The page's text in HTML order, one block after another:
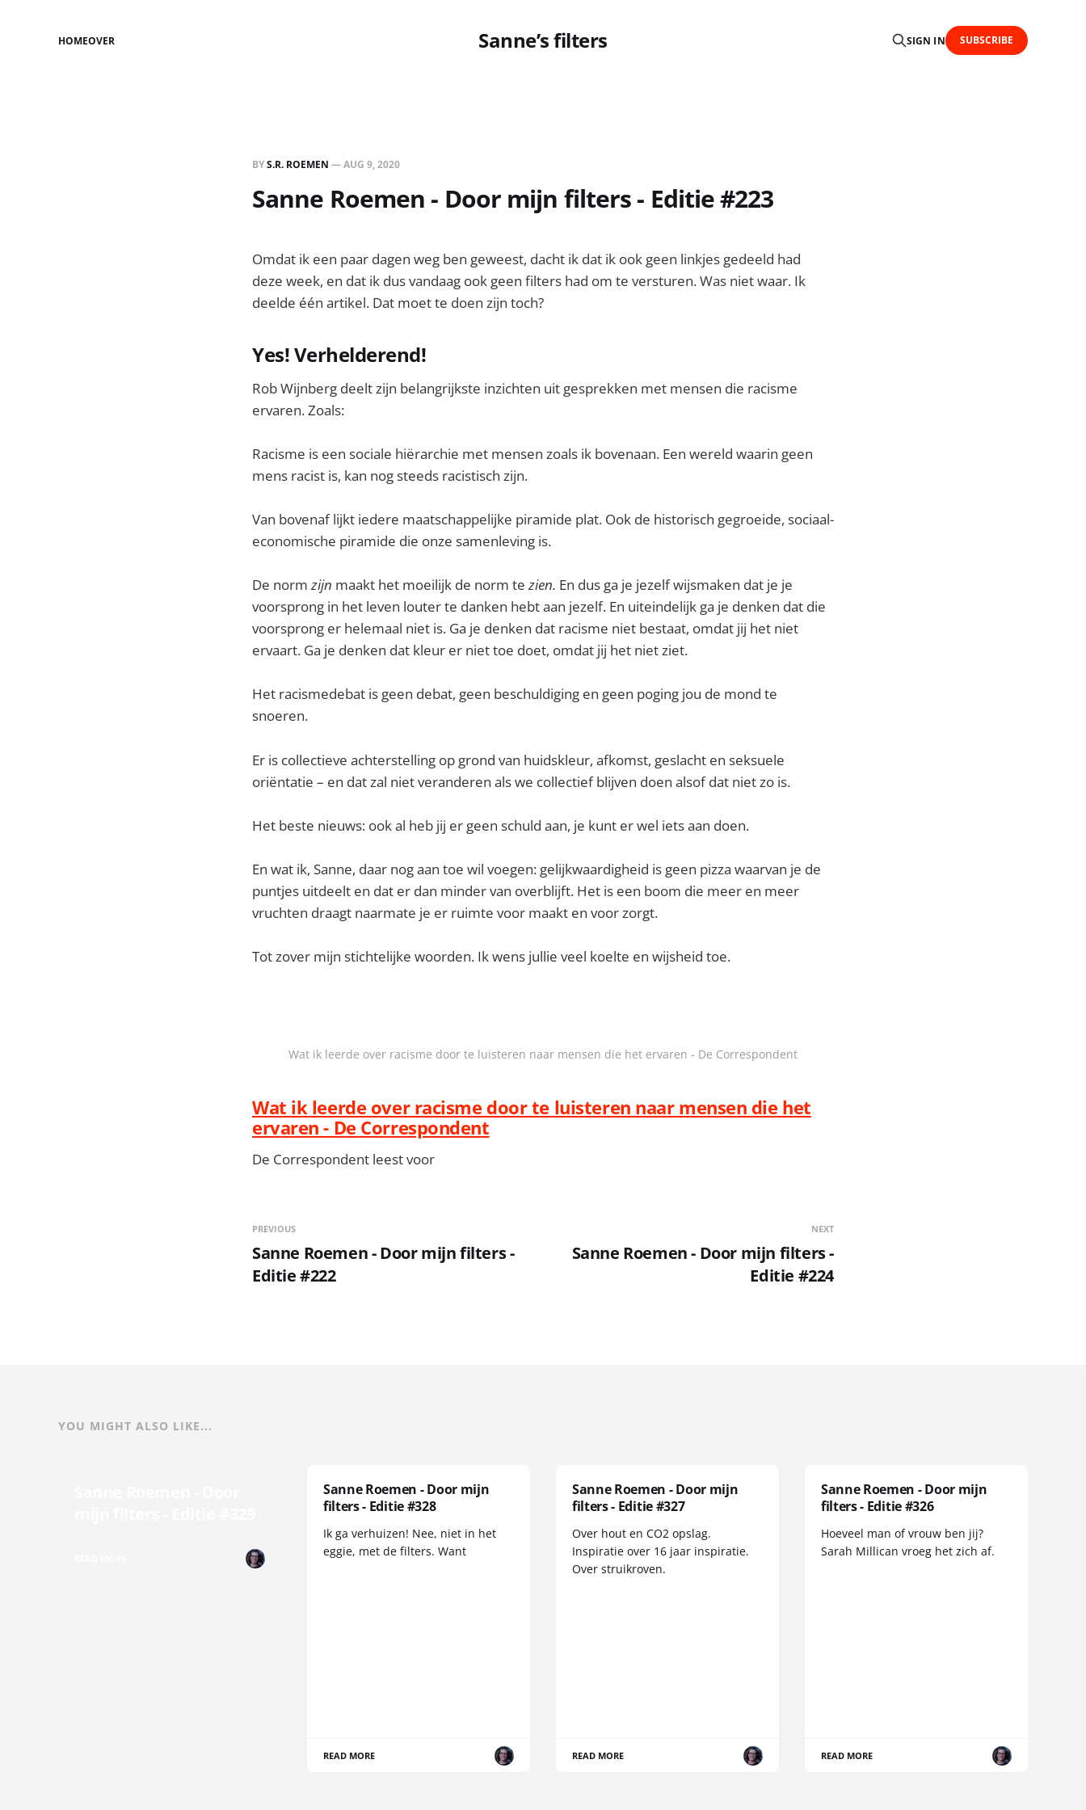
Sanne’s filters
HOMEOVER SIGN IN SUBSCRIBE
BYS.R. ROEMEN —AUG 9, 2020
Sanne Roemen - Door mijn filters - Editie #223
Omdat ik een paar dagen weg ben geweest, dacht ik dat ik ook geen linkjes gedeeld had
deze week, en dat ik dus vandaag ook geen filters had om te versturen. Was niet waar. Ik
deelde één artikel. Dat moet te doen zijn toch?
Yes! Verhelderend!
Rob Wijnberg deelt zijn belangrijkste inzichten uit gesprekken met mensen die racisme
ervaren. Zoals:
Racisme is een sociale hiërarchie met mensen zoals ik bovenaan. Een wereld waarin geen
mens racist is, kan nog steeds racistisch zijn.
Van bovenaf lijkt iedere maatschappelijke piramide plat. Ook de historisch gegroeide, sociaal-
economische piramide die onze samenleving is.
De normzijn maakt het moeilijk de norm tezien. En dus ga je jezelf wijsmaken dat je je
voorsprong in het leven louter te danken hebt aan jezelf. En uiteindelijk ga je denken dat die
voorsprong er helemaal niet is. Ga je denken dat racisme niet bestaat, omdat jij het niet
ervaart. Ga je denken dat kleur er niet toe doet, omdat jij het niet ziet.
Het racismedebat is geen debat, geen beschuldiging en geen poging jou de mond te
snoeren.
Er is collectieve achterstelling op grond van huidskleur, afkomst, geslacht en seksuele
oriëntatie – en dat zal niet veranderen als we collectief blijven doen alsof dat niet zo is.
Het beste nieuws: ook al heb jij er geen schuld aan, je kunt er wel iets aan doen.
En wat ik, Sanne, daar nog aan toe wil voegen: gelijkwaardigheid is geen pizza waarvan je de
puntjes uitdeelt en dat er dan minder van overblijft. Het is een boom die meer en meer
vruchten draagt naarmate je er ruimte voor maakt en voor zorgt.
Tot zover mijn stichtelijke woorden. Ik wens jullie veel koelte en wijsheid toe.
Wat ik leerde over racisme door te luisteren naar mensen die het ervaren - De Correspondent
Wat ik leerde over racisme door te luisteren naar mensen die het
ervaren - De Correspondent
De Correspondent leest voor
PREVIOUS
Sanne Roemen - Door mijn filters -
Editie #222
NEXT
Sanne Roemen - Door mijn filters -
Editie #224
YOU MIGHT ALSO LIKE...
Sanne Roemen - Door mijn
filters - Editie #328
Ik ga verhuizen! Nee, niet in het
eggie, met de filters. Want
READ MORE
Sanne Roemen - Door mijn
filters - Editie #327
Over hout en CO2 opslag.
Inspiratie over 16 jaar inspiratie.
Over struikroven.
READ MORE
Sanne Roemen - Door mijn
filters - Editie #326
Hoeveel man of vrouw ben jij?
Sarah Millican vroeg het zich af.
READ MORE